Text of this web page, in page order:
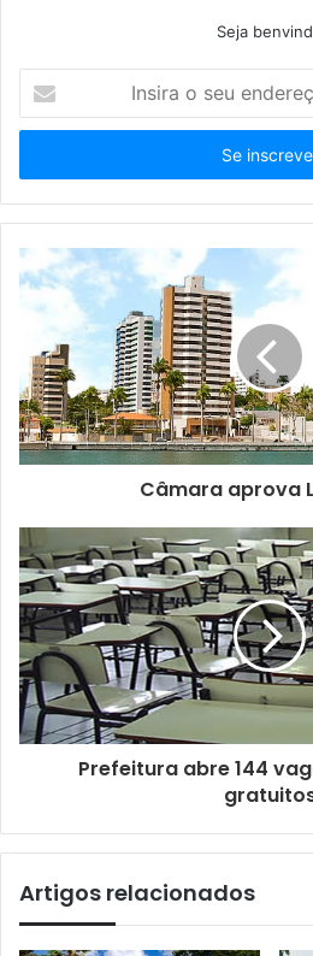
Seja
seu
de
email
Câmara aprova
Prefeitura abre 144
Artigos relacionados